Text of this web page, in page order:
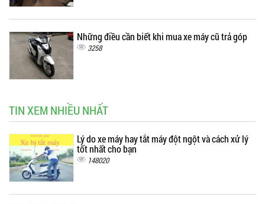
Những điều cần biết khi mua xe máy cũ trả góp
3258
TIN XEM NHIỀU NHẤT
Lý do xe máy hay tắt máy đột ngột và cách xử lý
tốt nhất cho bạn
148020